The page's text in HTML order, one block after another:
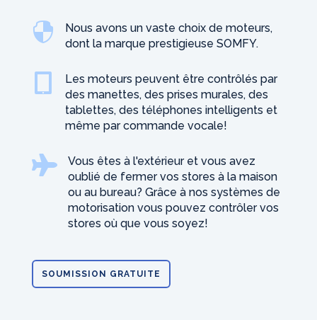

Nous avons un vaste choix de moteurs,
dont la marque prestigieuse SOMFY.
Les moteurs peuvent être contrôlés par
des manettes, des prises murales, des
tablettes, des téléphones intelligents et
même par commande vocale!

Vous êtes à l'extérieur et vous avez
oublié de fermer vos stores à la maison
ou au bureau? Grâce à nos systèmes de
motorisation vous pouvez contrôler vos
stores où que vous soyez!
SOUMISSION GRATUITE